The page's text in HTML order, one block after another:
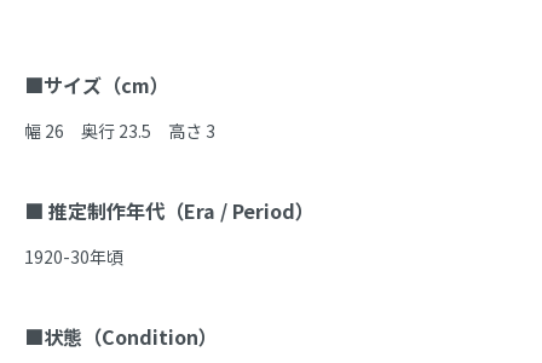
商品説明
■サイズ（cm）
幅 26　奥行 23.5　高さ 3
■ 推定制作年代（Era / Period）
1920-30年頃
■状態（Condition）